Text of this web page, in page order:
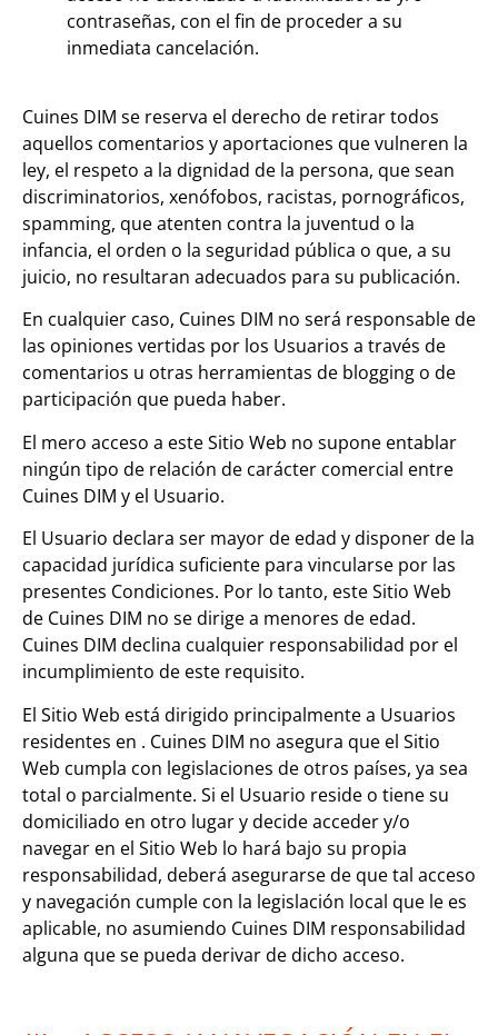
contraseñas, con el fin de proceder a su
inmediata cancelación.
Cuines DIM se reserva el derecho de retirar todos
aquellos comentarios y aportaciones que vulneren la
ley, el respeto a la dignidad de la persona, que sean
discriminatorios, xenófobos, racistas, pornográficos,
spamming, que atenten contra la juventud o la
infancia, el orden o la seguridad pública o que, a su
juicio, no resultaran adecuados para su publicación.
En cualquier caso, Cuines DIM no será responsable de
las opiniones vertidas por los Usuarios a través de
comentarios u otras herramientas de blogging o de
participación que pueda haber.
El mero acceso a este Sitio Web no supone entablar
ningún tipo de relación de carácter comercial entre
Cuines DIM y el Usuario.
El Usuario declara ser mayor de edad y disponer de la
capacidad jurídica suficiente para vincularse por las
presentes Condiciones. Por lo tanto, este Sitio Web
de Cuines DIM no se dirige a menores de edad.
Cuines DIM declina cualquier responsabilidad por el
incumplimiento de este requisito.
El Sitio Web está dirigido principalmente a Usuarios
residentes en . Cuines DIM no asegura que el Sitio
Web cumpla con legislaciones de otros países, ya sea
total o parcialmente. Si el Usuario reside o tiene su
domiciliado en otro lugar y decide acceder y/o
navegar en el Sitio Web lo hará bajo su propia
responsabilidad, deberá asegurarse de que tal acceso
y navegación cumple con la legislación local que le es
aplicable, no asumiendo Cuines DIM responsabilidad
alguna que se pueda derivar de dicho acceso.